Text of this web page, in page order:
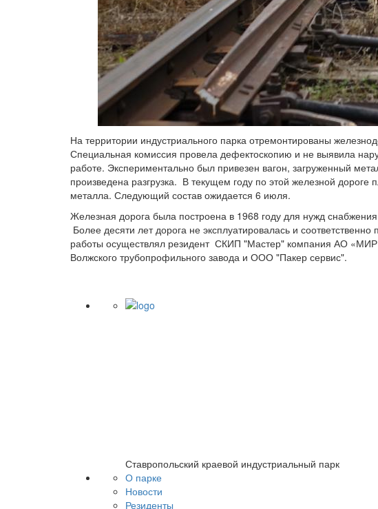
На территории индустриального парка отремонтированы
Специальная комиссия провела дефектоскопию и не выявила
работе. Экспериментально был привезен вагон, загруженный
произведена разгрузка. В текущем году по этой железной дороге
металла. Следующий состав ожидается 6 июля.
Железная дорога была построена в 1968 году для нужд
Более десяти лет дорога не эксплуатировалась и
работы осуществлял резидент СКИП "Мастер" компания АО
Волжского трубопрофильного завода и ООО "Пакер сервис".
Ставропольский краевой индустриальный парк
О парке
Новости
Резиденты